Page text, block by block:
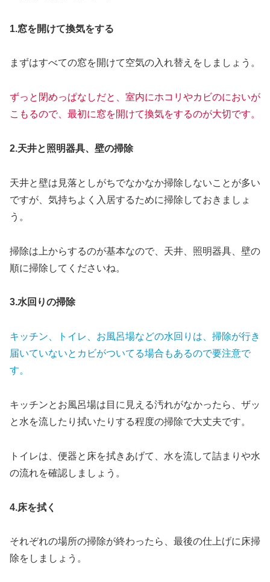
1.窓を開けて換気をする
まずはすべての窓を開けて空気の入れ替えをしましょう。
ずっと閉めっぱなしだと、室内にホコリやカビのにおいが
こもるので、最初に窓を開けて換気をするのが大切です。
2.天井と照明器具、壁の掃除
天井と壁は見落としがちでなかなか掃除しないことが多い
ですが、気持ちよく入居するために掃除しておきましょ
う。
掃除は上からするのが基本なので、天井、照明器具、壁の
順に掃除してくださいね。
3.水回りの掃除
キッチン、トイレ、お風呂場などの水回りは、掃除が行き
届いていないとカビがついてる場合もあるので要注意で
す。
キッチンとお風呂場は目に見える汚れがなかったら、ザッ
と水を流したり拭いたりする程度の掃除で大丈夫です。
トイレは、便器と床を拭きあげて、水を流して詰まりや水
の流れを確認しましょう。
4.床を拭く
それぞれの場所の掃除が終わったら、最後の仕上げに床掃
除をしましょう。